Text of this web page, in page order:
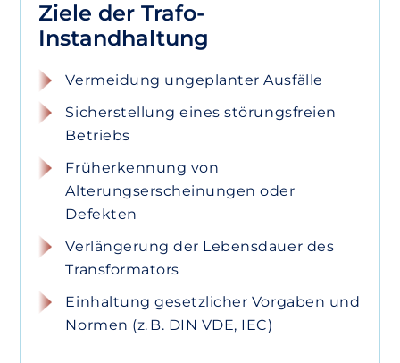
Ziele der Trafo-
Instandhaltung
Vermeidung ungeplanter Ausfälle
Sicherstellung eines störungsfreien
Betriebs
Früherkennung von
Alterungserscheinungen oder
Defekten
Verlängerung der Lebensdauer des
Transformators
Einhaltung gesetzlicher Vorgaben und
Normen (z. B. DIN VDE, IEC)